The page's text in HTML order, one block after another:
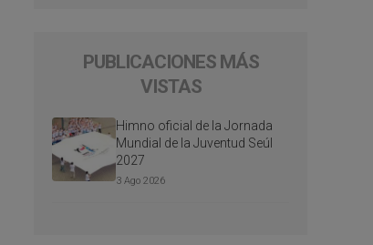
PUBLICACIONES MÁS
VISTAS
Himno oficial de la Jornada
Mundial de la Juventud Seúl
2027
3 Ago 2026